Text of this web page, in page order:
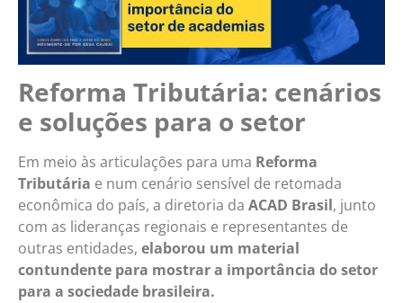
Reforma Tributária: cenários
e soluções para o setor
Em meio às articulações para uma Reforma
Tributária e num cenário sensível de retomada
econômica do país, a diretoria da ACAD Brasil, junto
com as lideranças regionais e representantes de
outras entidades, elaborou um material
contundente para mostrar a importância do setor
para a sociedade brasileira.